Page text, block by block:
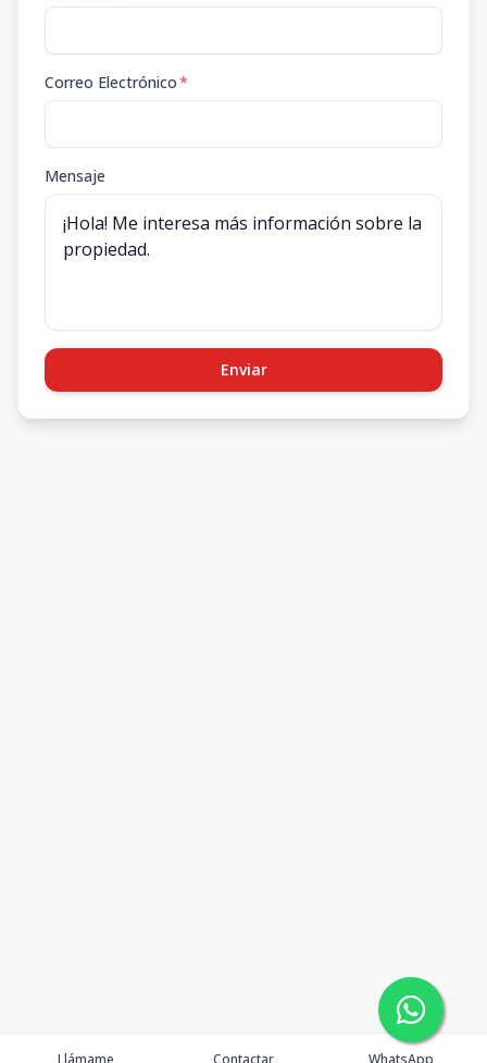
Correo Electrónico*
Mensaje
Enviar
Llámame Contactar WhatsApp